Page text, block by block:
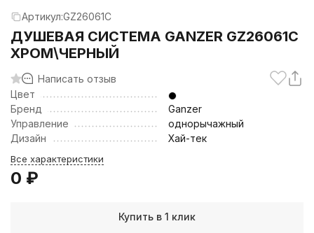
Артикул:GZ26061C
ДУШЕВАЯ СИСТЕМА GANZER GZ26061C
ХРОМ\ЧЕРНЫЙ
Написать отзыв
Цвет
Бренд
Ganzer
Управление
однорычажный
Дизайн
Хай-тек
Все характеристики
0 ₽
Купить в 1 клик